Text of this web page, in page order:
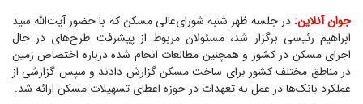
جوان آنلاین:در جلسه ظهر شنبه شورای‌عالی مسکن که با حضور آیت‌الله سید
ابراهیم رئیسی برگزار شد، مسئولان مربوط از پیشرفت طرح‌های در حال
اجرای مسکن در کشور و همچنین مطالعات انجام شده درباره اختصاص زمین
در مناطق مختلف کشور برای ساخت مسکن گزارش دادند و سپس گزارشی از
عملکرد بانک‌ها در عمل به تعهدات در حوزه اعطای تسهیلات مسکن ارائه شد.